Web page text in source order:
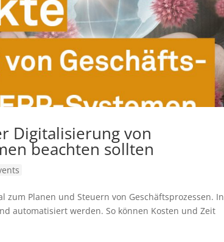
Digitalisierung von
beachten sollten
zum Planen und Steuern von Geschäftsprozessen. In
automatisiert werden. So können Kosten und Zeit